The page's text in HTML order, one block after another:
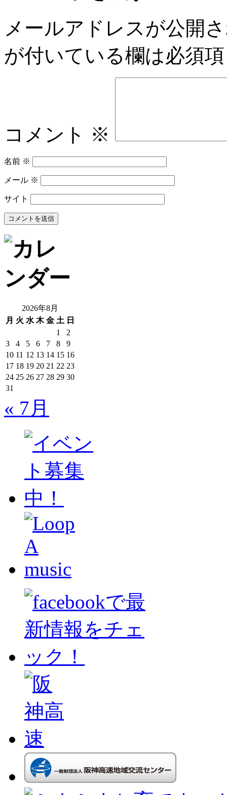
メールアドレスが公開
が付いている欄は必須
コメント ※
名前 ※
メール ※
サイト
2026年8月
月 火 水 木 金 土 日
1
2
3
4 5 6 7 8
9
10 11 12 13 14 15 16
17 18 19 20 21 22 23
24 25 26 27 28 29 30
31
« 7月